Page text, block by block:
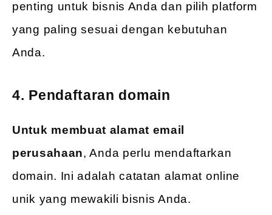
penting untuk bisnis Anda dan pilih platform
yang paling sesuai dengan kebutuhan
Anda.
4. Pendaftaran domain
Untuk membuat alamat email
perusahaan, Anda perlu mendaftarkan
domain. Ini adalah catatan alamat online
unik yang mewakili bisnis Anda.